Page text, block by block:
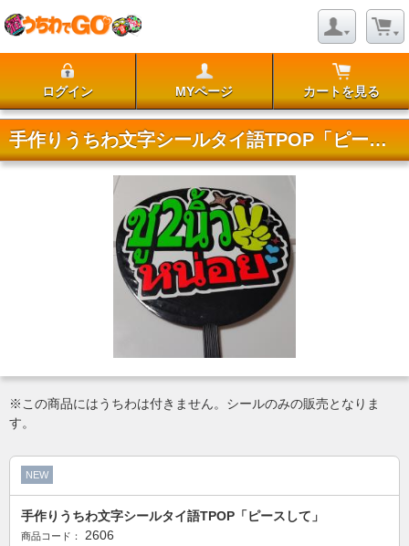
ログイン MYページ カートを見る
手作りうちわ文字シールタイ語TPOP「ピースして」
※この商品にはうちわは付きません。シールのみの販売となりま
す。
NEW
手作りうちわ文字シールタイ語TPOP「ピースして」
商品コード： 2606